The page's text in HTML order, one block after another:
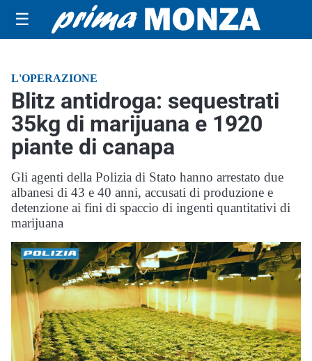
☰
L'OPERAZIONE
Blitz antidroga: sequestrati
35kg di marijuana e 1920
piante di canapa
Gli agenti della Polizia di Stato hanno arrestato due
albanesi di 43 e 40 anni, accusati di produzione e
detenzione ai fini di spaccio di ingenti quantitativi di
marijuana